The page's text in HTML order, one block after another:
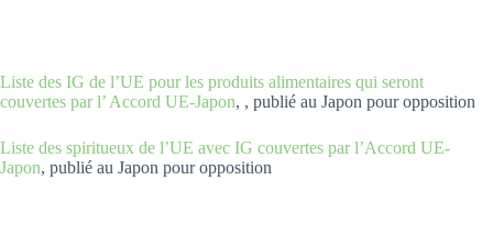
Liste des IG de l’UE pour les produits alimentaires qui seront
couvertes par l’ Accord UE-Japon, , publié au Japon pour opposition
Liste des spiritueux de l’UE avec IG couvertes par l’Accord UE-
Japon, publié au Japon pour opposition